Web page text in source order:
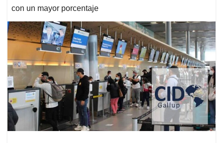
con un mayor porcentaje